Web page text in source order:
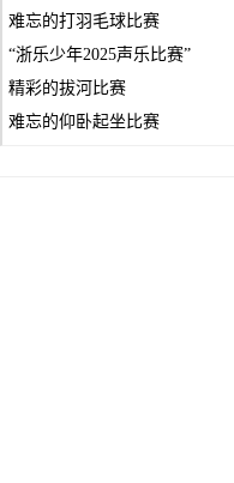
难忘的打羽毛球比赛
“浙乐少年2025声乐比赛”
精彩的拔河比赛
难忘的仰卧起坐比赛